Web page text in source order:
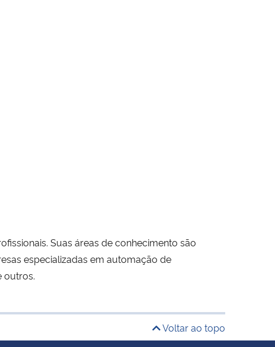
Suas áreas de conhecimento são
especializadas em automação de
outros.
Voltar ao topo